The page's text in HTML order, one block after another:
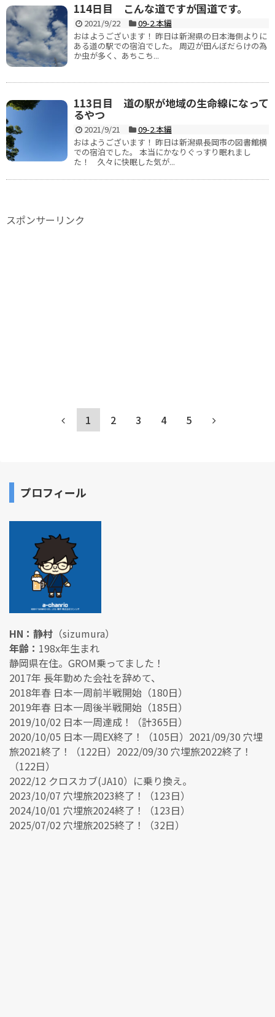
114日目 こんな道ですが国道です。
2021/9/22
09-2.本編
おはようございます！ 昨日は新潟県の日本海側よりに
ある道の駅での宿泊でした。 周辺が田んぼだらけの為
か虫が多く、あちこち...
113日目 道の駅が地域の生命線になって
るやつ
2021/9/21
09-2.本編
おはようございます！ 昨日は新潟県長岡市の図書館横
での宿泊でした。 本当にかなりぐっすり眠れまし
た！ 久々に快眠した気が...
スポンサーリンク
1 2 3 4 5
プロフィール
HN：静村 （sizumura）
年齢： 198x年生まれ
静岡県在住。GROM乗ってました！
2017年 長年勤めた会社を辞めて、
2018年春 日本一周前半戦開始（180日）
2019年春 日本一周後半戦開始（185日）
2019/10/02 日本一周達成！（計365日）
2020/10/05 日本一周EX終了！（105日）2021/09/30 穴埋
旅2021終了！（122日）2022/09/30 穴埋旅2022終了！
（122日）
2022/12 クロスカブ(JA10）に乗り換え。
2023/10/07 穴埋旅2023終了！（123日）
2024/10/01 穴埋旅2024終了！（123日）
2025/07/02 穴埋旅2025終了！（32日）